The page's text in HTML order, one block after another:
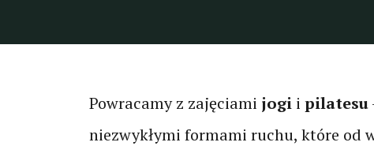
Powracamy z zajęciami jogi i pilatesu
niezwykłymi formami ruchu, które od